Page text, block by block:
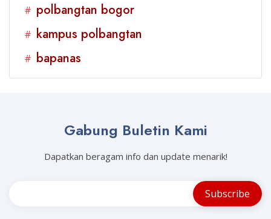
# polbangtan bogor
# kampus polbangtan
# bapanas
Gabung Buletin Kami
Dapatkan beragam info dan update menarik!